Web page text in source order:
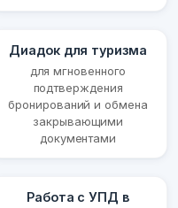
Диадок для туризма
для мгновенного
подтверждения
бронирований и обмена
закрывающими
документами
Работа с УПД в